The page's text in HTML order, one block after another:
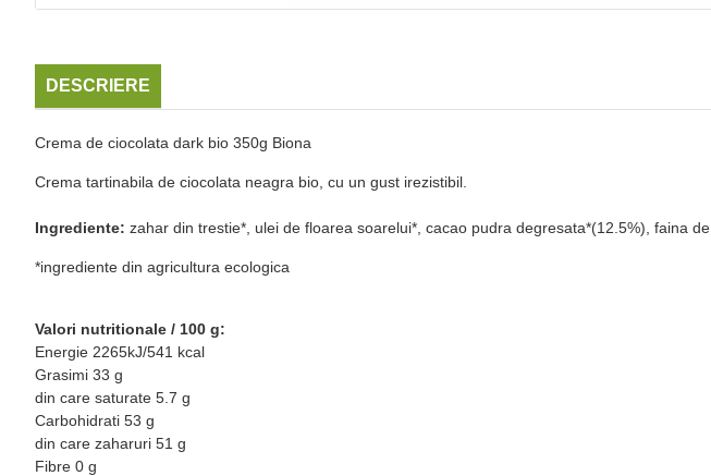
DESCRIERE
Crema de ciocolata dark bio 350g Biona
Crema tartinabila de ciocolata neagra bio, cu un gust irezistibil.
Ingrediente: zahar din trestie*, ulei de floarea soarelui*, cacao pudra degresata*(12.5%), faina de
*ingrediente din agricultura ecologica
Valori nutritionale / 100 g:
Energie 2265kJ/541 kcal
Grasimi 33 g
din care saturate 5.7 g
Carbohidrati 53 g
din care zaharuri 51 g
Fibre 0 g